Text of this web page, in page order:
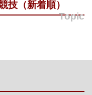
技（新着順）
Topic